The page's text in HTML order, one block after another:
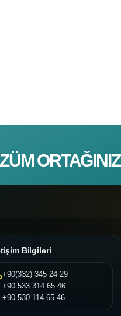
ORTAĞINIZ
Bilgileri
+90(332) 345 24 29
+90 533 314 65 46
+90 530 114 65 46